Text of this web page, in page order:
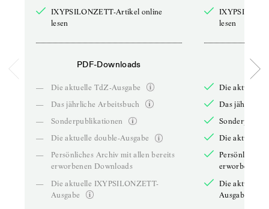
IXYPSILONZETT-Artikel online
lesen
PDF-Downloads
—
Die aktuelle TdZ-Ausgabe
—
Das jährliche Arbeitsbuch
—
Sonderpublikationen
—
Die aktuelle double-Ausgabe
—
Persönliches Archiv mit allen bereits
erworbenen Downloads
—
Die aktuelle IXYPSILONZETT-
Ausgabe
lesen
Die aktuelle
Das jährliche
Die aktuelle
Persönliches
erworbenen
Die aktuelle
Ausgabe